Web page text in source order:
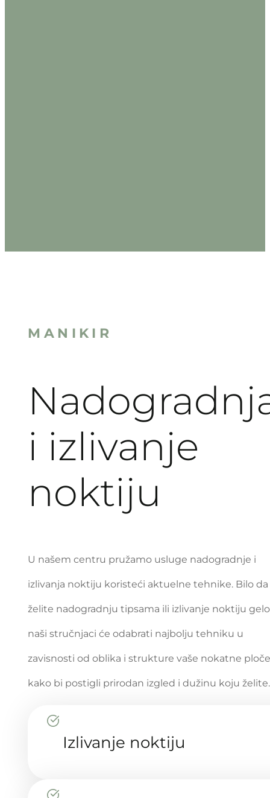
MANIKIR
i izlivanje
noktiju
U našem centru pružamo usluge nadogradnje i
izlivanja noktiju koristeći aktuelne tehnike. Bilo da
želite nadogradnju tipsama ili izlivanje noktiju
naši stručnjaci će odabrati najbolju tehniku u
zavisnosti od oblika i strukture vaše nokatne
kako bi postigli prirodan izgled i dužinu koju želite.
Izlivanje noktiju